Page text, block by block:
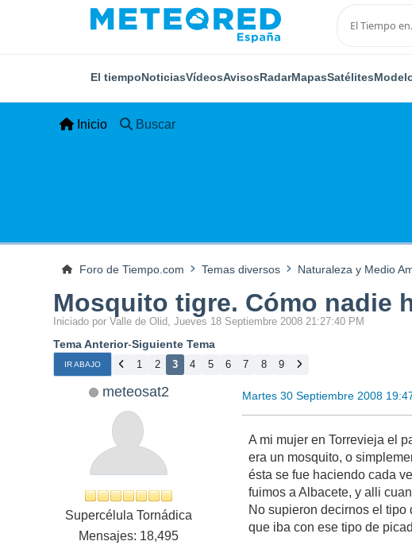
El tiempoNoticiasVídeosAvisosRadarMapasSatélites
Inicio Buscar
Foro de Tiempo.com Temas diversos Naturaleza y Medio
Mosquito tigre. Cómo nadie
Iniciado por Valle de Olid, Jueves 18 Septiembre 2008 21:27:40 PM
Tema Anterior-Siguiente Tema
IR ABAJO 1 2 3 4 5 6 7 8 9
meteosat2
Supercélula Tornádica
Mensajes: 18,495
Martes 30 Septiembre 2008
A mi mujer en Torrevieja el
era un mosquito, o
ésta se fue haciendo cada
fuimos a Albacete, y alli
No supieron decirnos el
que iba con ese tipo de